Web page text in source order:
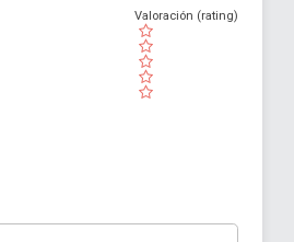
( )
( )
( )
( )
( )
Valoración (rating)